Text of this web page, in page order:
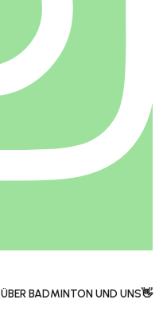
ÜBER BADMINTON UND UNS👋